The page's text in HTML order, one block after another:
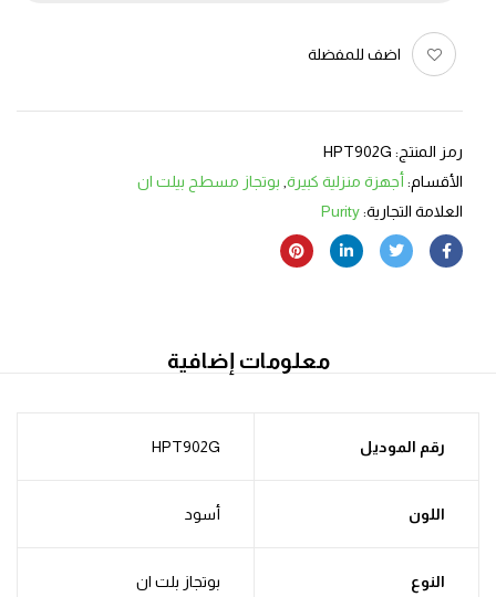
اضف للمفضلة
رمز المنتج: HPT902G
الأقسام: أجهزة منزلية كبيرة بوتجاز مسطح بيلت ان
العلامة التجارية:Purity
معلومات إضافية
رقم الموديل HPT902G
اللون أسود
النوع بوتجاز بلت ان